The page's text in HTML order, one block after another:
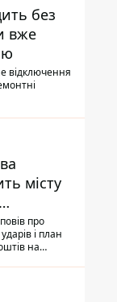
без
вже
відключення
місту
про
і план
на